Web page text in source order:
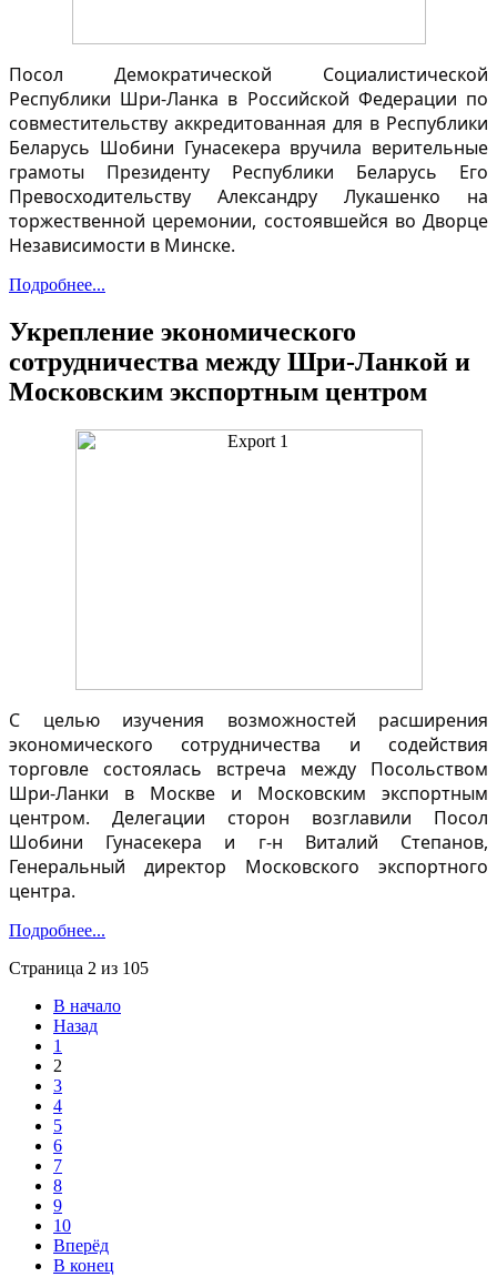
Посол Демократической Социалистической
Республики Шри-Ланка в Российской Федерации по
совместительству аккредитованная для в Республики
Беларусь Шобини Гунасекера вручила верительные
грамоты Президенту Республики Беларусь Его
Превосходительству Александру Лукашенко на
торжественной церемонии, состоявшейся во Дворце
Независимости в Минске.
Подробнее...
Укрепление экономического
сотрудничества между Шри-Ланкой и
Московским экспортным центром
С целью изучения возможностей расширения
экономического сотрудничества и содействия
торговле состоялась встреча между Посольством
Шри-Ланки в Москве и Московским экспортным
центром. Делегации сторон возглавили Посол
Шобини Гунасекера и г-н Виталий Степанов,
Генеральный директор Московского экспортного
центра.
Подробнее...
Страница 2 из 105
В начало
Назад
1
2
3
4
5
6
7
8
9
10
Вперёд
В конец